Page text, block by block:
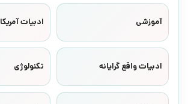
آموزشی ادبیات آمریکا
ادبیات واقع گرایانه تکنولوژی